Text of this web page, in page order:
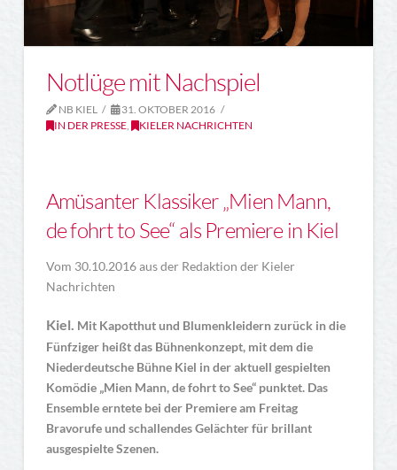
Notlüge mit Nachspiel
NB KIEL
31. OKTOBER 2016
IN DER PRESSE, KIELER NACHRICHTEN
Amüsanter Klassiker „Mien Mann,
de fohrt to See“ als Premiere in Kiel
Vom 30.10.2016 aus der Redaktion der Kieler
Nachrichten
Kiel. Mit Kapotthut und Blumenkleidern zurück in die
Fünfziger heißt das Bühnenkonzept, mit dem die
Niederdeutsche Bühne Kiel in der aktuell gespielten
Komödie „Mien Mann, de fohrt to See“ punktet. Das
Ensemble erntete bei der Premiere am Freitag
Bravorufe und schallendes Gelächter für brillant
ausgespielte Szenen.